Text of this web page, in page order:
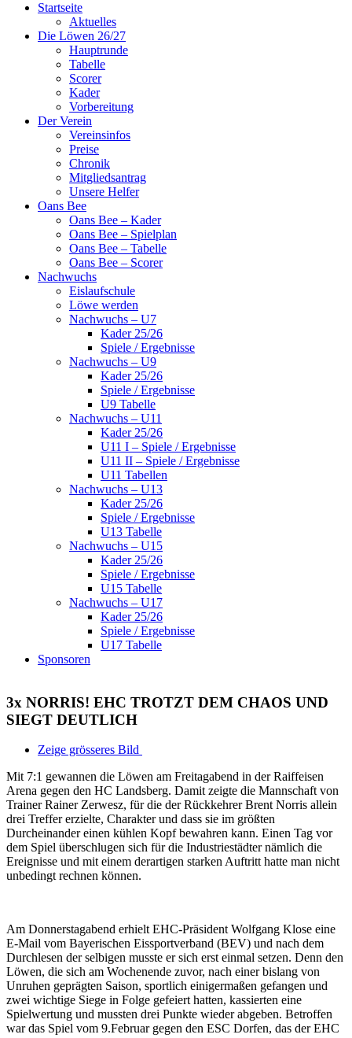
Startseite
Aktuelles
Die Löwen 26/27
Hauptrunde
Tabelle
Scorer
Kader
Vorbereitung
Der Verein
Vereinsinfos
Preise
Chronik
Mitgliedsantrag
Unsere Helfer
Oans Bee
Oans Bee – Kader
Oans Bee – Spielplan
Oans Bee – Tabelle
Oans Bee – Scorer
Nachwuchs
Eislaufschule
Löwe werden
Nachwuchs – U7
Kader 25/26
Spiele / Ergebnisse
Nachwuchs – U9
Kader 25/26
Spiele / Ergebnisse
U9 Tabelle
Nachwuchs – U11
Kader 25/26
U11 I – Spiele / Ergebnisse
U11 II – Spiele / Ergebnisse
U11 Tabellen
Nachwuchs – U13
Kader 25/26
Spiele / Ergebnisse
U13 Tabelle
Nachwuchs – U15
Kader 25/26
Spiele / Ergebnisse
U15 Tabelle
Nachwuchs – U17
Kader 25/26
Spiele / Ergebnisse
U17 Tabelle
Sponsoren
3x NORRIS! EHC TROTZT DEM CHAOS UND
SIEGT DEUTLICH
Zeige grösseres Bild
Mit 7:1 gewannen die Löwen am Freitagabend in der Raiffeisen
Arena gegen den HC Landsberg. Damit zeigte die Mannschaft von
Trainer Rainer Zerwesz, für die der Rückkehrer Brent Norris allein
drei Treffer erzielte, Charakter und dass sie im größten
Durcheinander einen kühlen Kopf bewahren kann. Einen Tag vor
dem Spiel überschlugen sich für die Industriestädter nämlich die
Ereignisse und mit einem derartigen starken Auftritt hatte man nicht
unbedingt rechnen können.
Am Donnerstagabend erhielt EHC-Präsident Wolfgang Klose eine
E-Mail vom Bayerischen Eissportverband (BEV) und nach dem
Durchlesen der selbigen musste er sich erst einmal setzen. Denn den
Löwen, die sich am Wochenende zuvor, nach einer bislang von
Unruhen geprägten Saison, sportlich einigermaßen gefangen und
zwei wichtige Siege in Folge gefeiert hatten, kassierten eine
Spielwertung und mussten drei Punkte wieder abgeben. Betroffen
war das Spiel vom 9.Februar gegen den ESC Dorfen, das der EHC